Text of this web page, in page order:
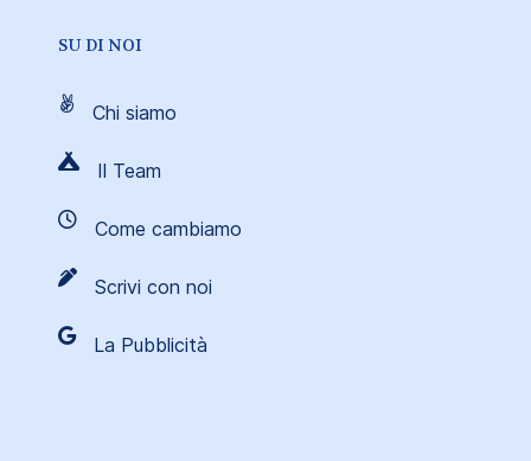
SU DI NOI
Chi siamo
Il Team
Come cambiamo
Scrivi con noi
La Pubblicità